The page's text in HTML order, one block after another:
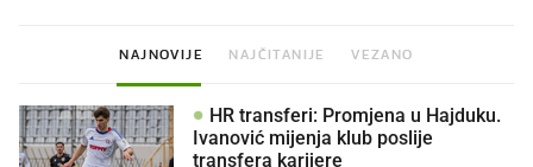
NAJNOVIJE NAJČITANIJE VEZANO
HR transferi: Promjena u Hajduku.
Ivanović mijenja klub poslije
transfera karijere